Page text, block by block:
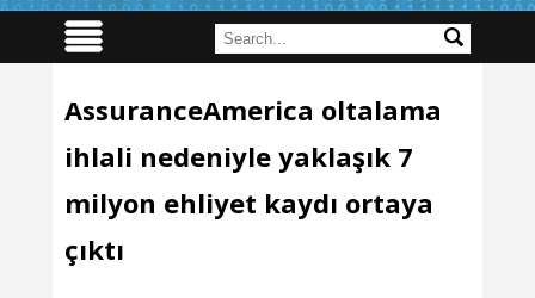
AssuranceAmerica oltalama
ihlali nedeniyle yaklaşık 7
milyon ehliyet kaydı ortaya
çıktı